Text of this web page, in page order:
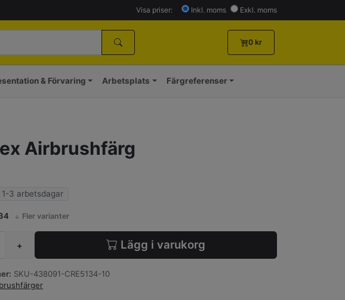
Visa priser: Inkl. moms Exkl. moms
0 kr
& Förvaring Arbetsplats Färgreferenser
Airbrushfärg
1-3 arbetsdagar
Fler varianter
+ Lägg i varukorg
SKU-438091-CRE5134-10